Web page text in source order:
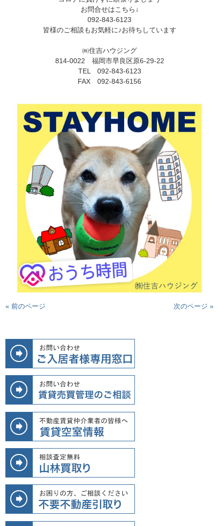
お問合せはこちら↓
092-843-6123
皆様のご相談もお気軽に♪お待ちしています
㈱住吉ハウジング
814-0022 福岡市早良区原6-29-22
TEL 092-843-6123
FAX 092-843-6156
« 前のページ 次のページ »